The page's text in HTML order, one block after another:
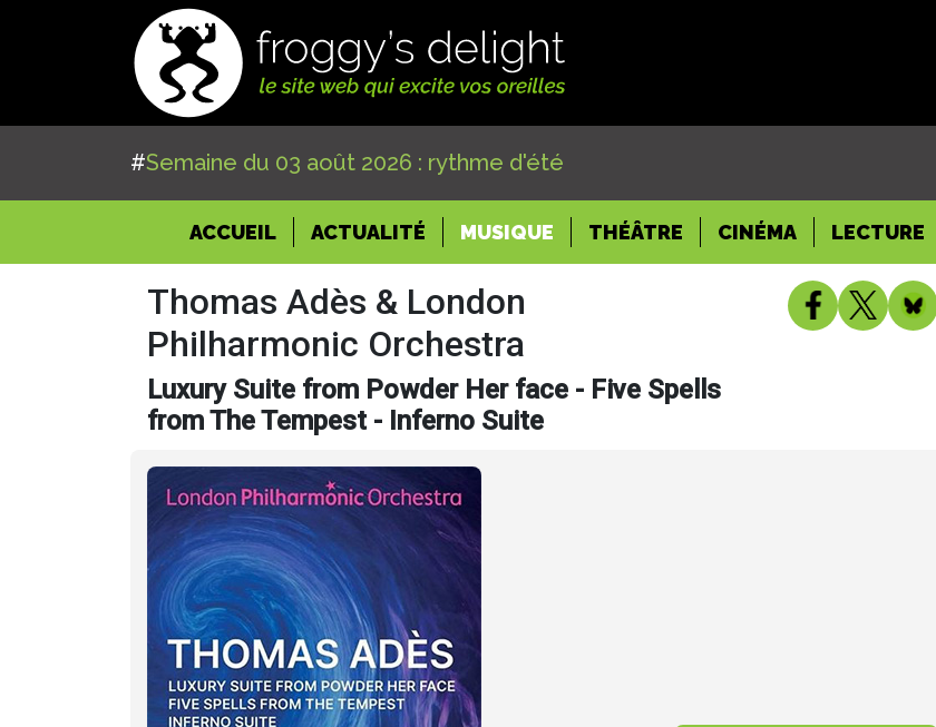
#Semaine du 03 août 2026 : rythme d'été
ACCUEIL(CURRENT)
ACTUALITÉ MUSIQUE THÉÂTRE CINÉMA LECTURE
Thomas Adès & London
Philharmonic Orchestra
Luxury Suite from Powder Her face - Five Spells
from The Tempest - Inferno Suite